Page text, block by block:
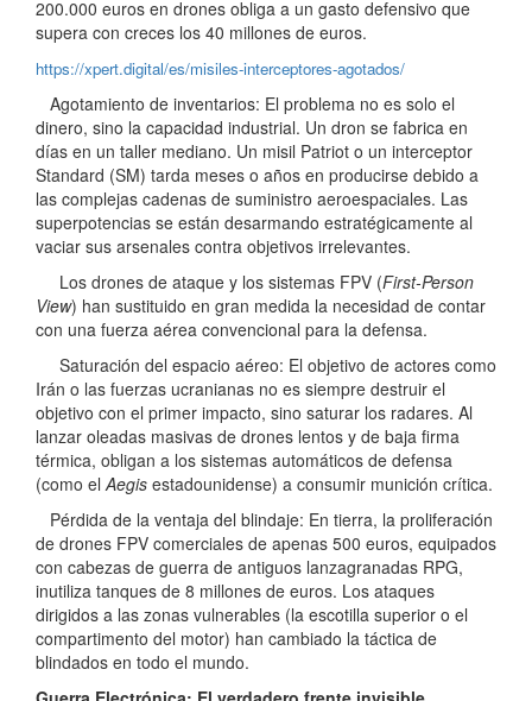
200.000 euros en drones obliga a un gasto defensivo que
supera con creces los 40 millones de euros.
https://xpert.digital/es/misiles-interceptores-agotados/
Agotamiento de inventarios: El problema no es solo el
dinero, sino la capacidad industrial. Un dron se fabrica en
días en un taller mediano. Un misil Patriot o un interceptor
Standard (SM) tarda meses o años en producirse debido a
las complejas cadenas de suministro aeroespaciales. Las
superpotencias se están desarmando estratégicamente al
vaciar sus arsenales contra objetivos irrelevantes.
Los drones de ataque y los sistemas FPV (First-Person
View) han sustituido en gran medida la necesidad de contar
con una fuerza aérea convencional para la defensa.
Saturación del espacio aéreo: El objetivo de actores como
Irán o las fuerzas ucranianas no es siempre destruir el
objetivo con el primer impacto, sino saturar los radares. Al
lanzar oleadas masivas de drones lentos y de baja firma
térmica, obligan a los sistemas automáticos de defensa
(como el Aegis estadounidense) a consumir munición crítica.
Pérdida de la ventaja del blindaje: En tierra, la proliferación
de drones FPV comerciales de apenas 500 euros, equipados
con cabezas de guerra de antiguos lanzagranadas RPG,
inutiliza tanques de 8 millones de euros. Los ataques
dirigidos a las zonas vulnerables (la escotilla superior o el
compartimento del motor) han cambiado la táctica de
blindados en todo el mundo.